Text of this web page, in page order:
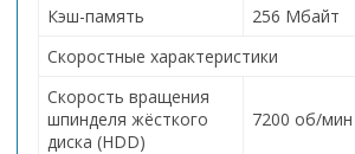
Кэш-память
256 Мбайт
Скоростные характеристики
Скорость вращения
шпинделя жёсткого
диска (HDD)
7200 об/мин